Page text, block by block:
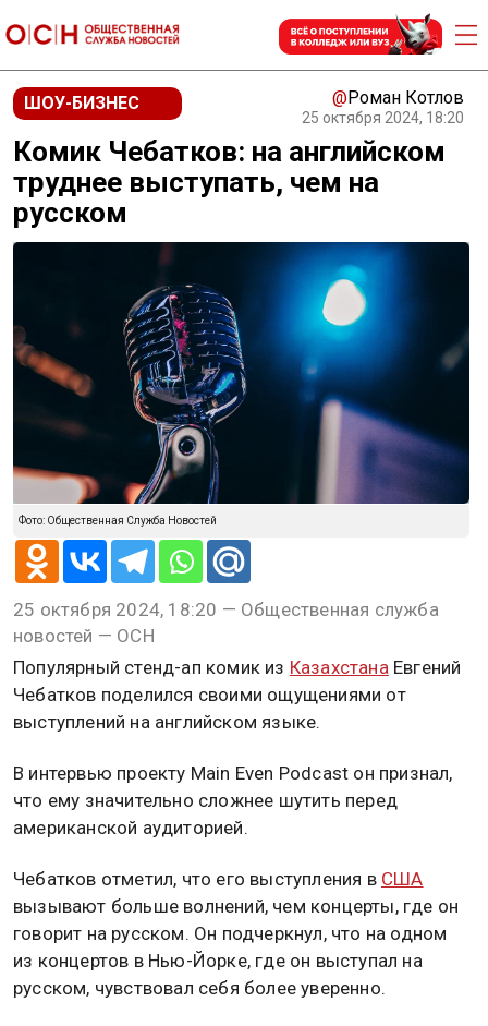
ШОУ-БИЗНЕС @Роман Котлов
25 октября 2024, 18:20
Комик Чебатков: на английском
труднее выступать, чем на
русском
Фото: Общественная Служба Новостей
25 октября 2024, 18:20 — Общественная служба
новостей — ОСН
Популярный стенд-ап комик из КазахстанаЕвгений
Чебатков поделился своими ощущениями от
выступлений на английском языке.
В интервью проекту Main Even Podcast он признал,
что ему значительно сложнее шутить перед
американской аудиторией.
Чебатков отметил, что его выступления в США
вызывают больше волнений, чем концерты, где он
говорит на русском. Он подчеркнул, что на одном
из концертов в Нью-Йорке, где он выступал на
русском, чувствовал себя более уверенно.